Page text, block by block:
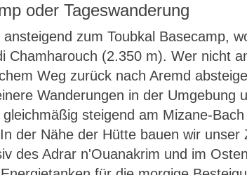
oder Tageswanderung
zum Toubkal Basecamp,
(2.350 m). Wer nicht
Weg zurück nach Aremd
Wanderungen in der Umgebung
steigend am Mizane-
der Nähe der Hütte bauen wir
des Adrar n'Ouanakrim und im